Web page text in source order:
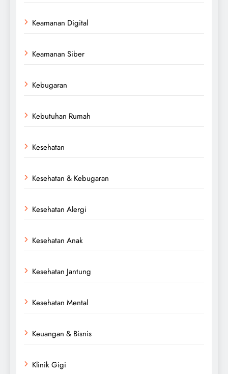
Keamanan Digital
Keamanan Siber
Kebugaran
Kebutuhan Rumah
Kesehatan
Kesehatan & Kebugaran
Kesehatan Alergi
Kesehatan Anak
Kesehatan Jantung
Kesehatan Mental
Keuangan & Bisnis
Klinik Gigi